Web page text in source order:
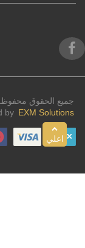
جميع الحقوق محفوظة 2023 © القدس
by EXM Solutions.
اعلي